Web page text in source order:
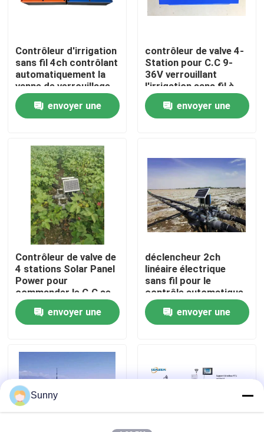
À la maison
Vidéos
À propos de nous
Visite de l'usine
Contrôle de la qualité
Nous contacter
Nouvelles
Les affaires
Contrôleur d'irrigation
sans fil 4ch contrôlant
automatiquement la
vanne de verrouillage
de type CC
envoyer une
contrôleur de valve 4-
Station pour C.C 9-
36V verrouillant
l'irrigation sans fil à
télécommande des
valves 2kmenvoyer une
Contrôleur de valve de
4 stations Solar Panel
Power pour
commander le C.C se
verrouillant
automatiquement
envoyer une
déclencheur 2ch
linéaire électrique
sans fil pour le
contrôle automatique
d'irrigation
envoyer une
Sunny